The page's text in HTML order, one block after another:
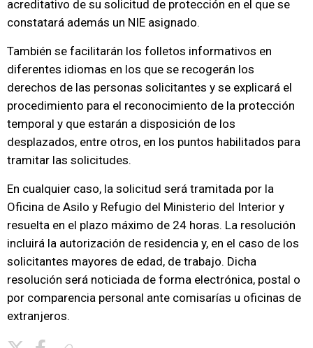
acreditativo de su solicitud de protección en el que se
constatará además un NIE asignado.
También se facilitarán los folletos informativos en
diferentes idiomas en los que se recogerán los
derechos de las personas solicitantes y se explicará el
procedimiento para el reconocimiento de la protección
temporal y que estarán a disposición de los
desplazados, entre otros, en los puntos habilitados para
tramitar las solicitudes.
En cualquier caso, la solicitud será tramitada por la
Oficina de Asilo y Refugio del Ministerio del Interior y
resuelta en el plazo máximo de 24 horas. La resolución
incluirá la autorización de residencia y, en el caso de los
solicitantes mayores de edad, de trabajo. Dicha
resolución será noticiada de forma electrónica, postal o
por comparencia personal ante comisarías u oficinas de
extranjeros.